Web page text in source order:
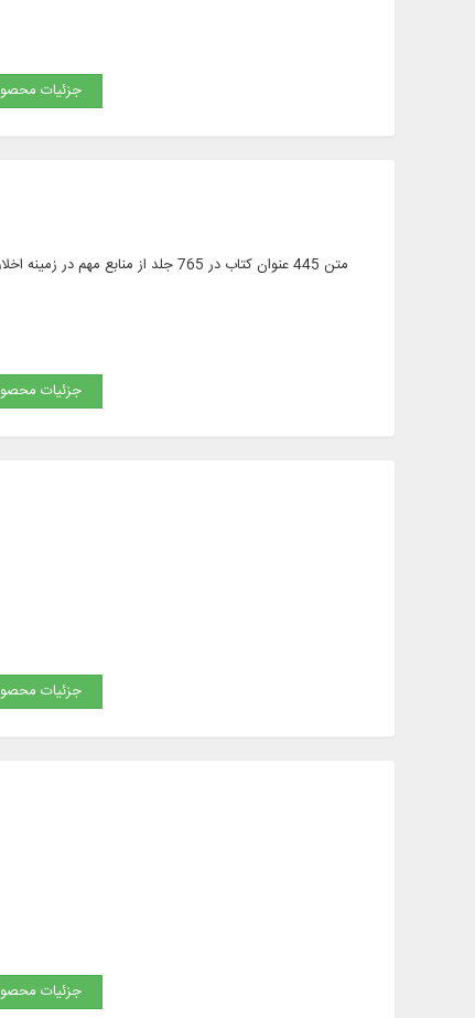
جزئیات
متن 445 عنوان کتاب در 765 جلد از
جزئیات
جزئیات
جزئیات